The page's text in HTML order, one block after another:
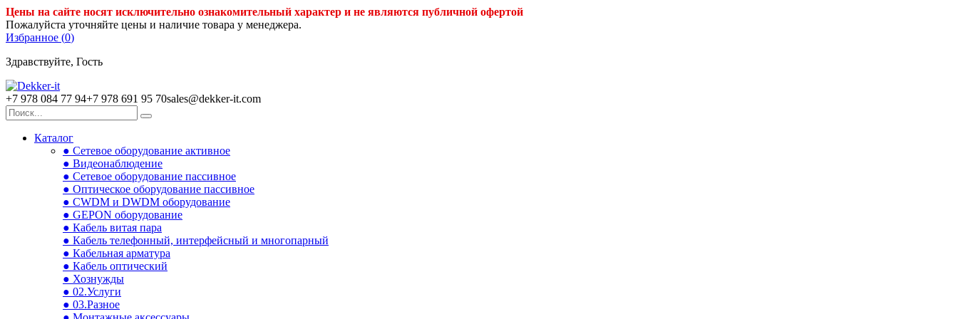
Цены на сайте носят исключительно ознакомительный характер и не являются публичной офертой
Пожалуйста уточняйте цены и наличие товара у менеджера.
Избранное (0)
Здравствуйте, Гость
+7 978 084 77 94+7 978 691 95 70sales@dekker-it.com
Каталог
● Сетевое оборудование активное
● Видеонаблюдение
● Сетевое оборудование пассивное
● Оптическое оборудование пассивное
● CWDM и DWDM оборудование
● GEPON оборудование
● Кабель витая пара
● Кабель телефонный, интерфейсный и многопарный
● Кабельная арматура
● Кабель оптический
● Хознужды
● 02.Услуги
● 03.Разное